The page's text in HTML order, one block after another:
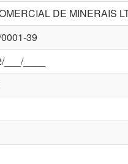
DE MINERAIS
39
____